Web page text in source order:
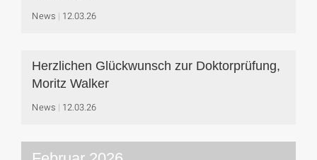
News 12.03.26
Herzlichen Glückwunsch zur Doktorprüfung,
Moritz Walker
News 12.03.26